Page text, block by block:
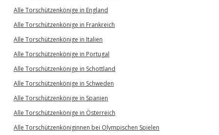
Alle Torschützenkönige in England
Alle Torschützenkönige in Frankreich
Alle Torschützenkönige in Italien
Alle Torschützenkönige in Portugal
Alle Torschützenkönige in Schottland
Alle Torschützenkönige in Schweden
Alle Torschützenkönige in Spanien
Alle Torschützenkönige in Österreich
Alle Torschützenköniginnen bei Olympischen Spielen